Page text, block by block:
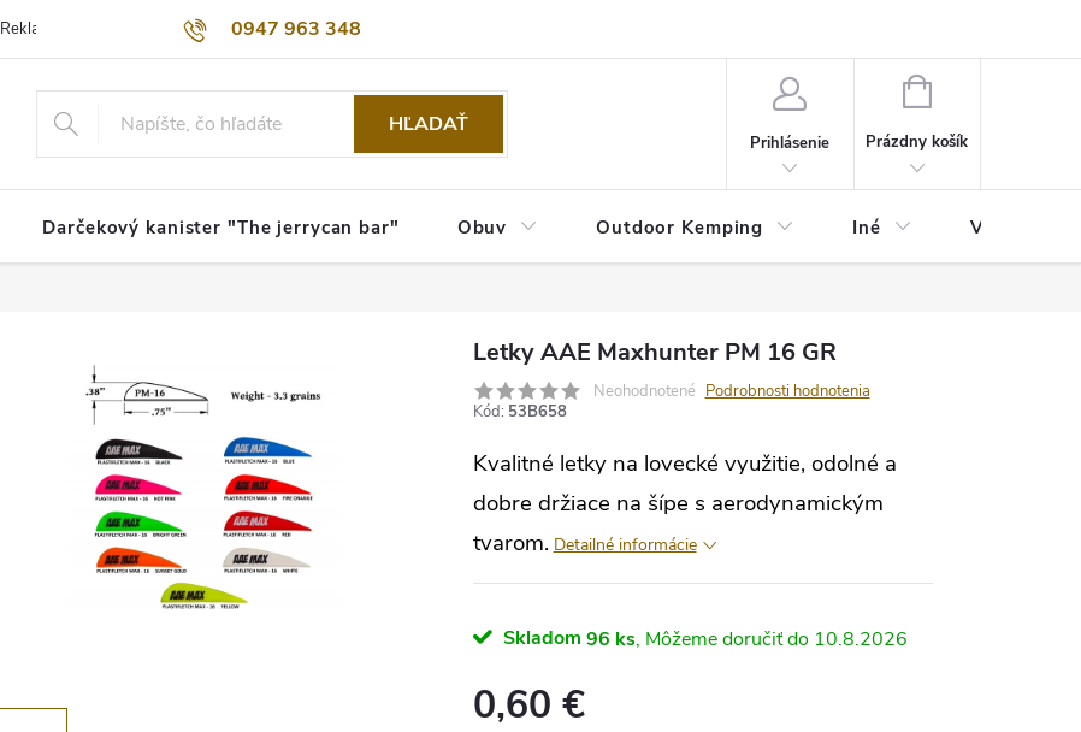
0947 963 348
Reklamačný poriadok Obchodné podmienky
HĽADAŤ
Prihlásenie
NÁKUPNÝ
Prázdny košík
Darčekový kanister "The jerrycan bar" Obuv Outdoor Kemping Iné Veľkostná
Letky AAE Maxhunter PM 16 GR
Neohodnotené Podrobnosti hodnotenia
Kód: 53B658
Kvalitné letky na lovecké využitie, odolné a
dobre držiace na šípe s aerodynamickým
tvarom. Detailné informácie
Skladom 96 ks 10.8.2026
0,60 €